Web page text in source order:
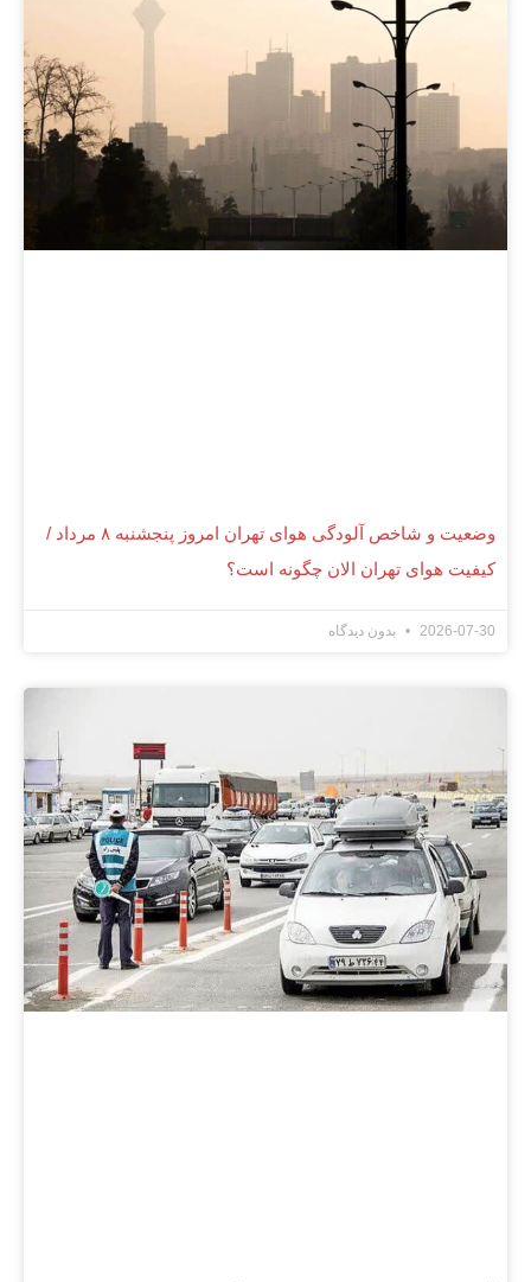
وضعیت و شاخص آلودگی هوای تهران امروز پنجشنبه ۸ مرداد /
کیفیت هوای تهران الان چگونه است؟
2026-07-30 بدون دیدگاه